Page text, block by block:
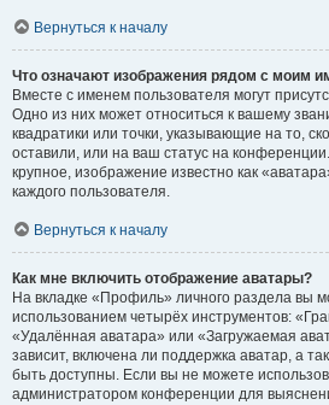
Вернуться к началу
Что означают изображения рядом с моим
Вместе с именем пользователя могут
Одно из них может относиться к вашему
квадратики или точки, указывающие на то,
оставили, или на ваш статус на
крупное, изображение известно как
каждого пользователя.
Вернуться к началу
Как мне включить отображение аватары?
На вкладке «Профиль» личного раздела вы
использованием четырёх инструментов:
«Удалённая аватара» или «Загружаемая
зависит, включена ли поддержка аватар, а
быть доступны. Если вы не можете
администратором конференции для